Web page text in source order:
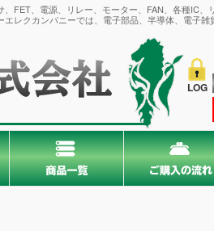
FET、電源、リレー、モーター、FAN、各種IC
レクカンパニーでは、電子部品、半導体、電子雑
LOG